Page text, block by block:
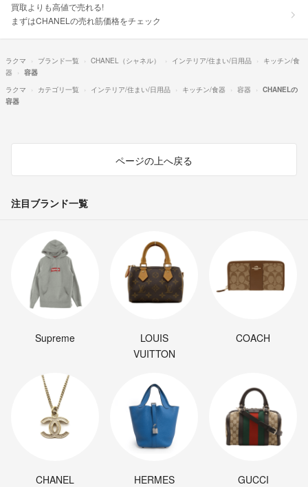
買取よりも高値で売れる!
まずはCHANELの売れ筋価格をチェック
ラクマ ブランド一覧 CHANEL（シャネル） インテリア/住まい/日用品
キッチン/食
器
容器
ラクマ
カテゴリ一覧 インテリア/住まい/日用品 キッチン/食器 容器
CHANELの
容器
ページの上へ戻る
注目ブランド一覧
Supreme
LOUIS
VUITTON
COACH
CHANEL HERMES GUCCI